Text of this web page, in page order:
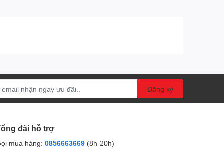
Đăng ký
đài hỗ trợ
mua hàng: 0856663669 (8h-20h)